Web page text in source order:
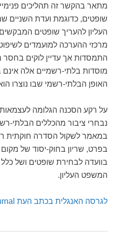
מתאר בהקשר זה תהליכים
שופטים, כדוגמת ועדת השניים
העליון להעריך שופטים
מרכזי ההערכה למועמדים
התמסדות אך עדיין לוקים
מוסדות בלתי-רשמיים אלה אינם
האופן הבלתי-רשמי שבו נוצרו
על רקע הסכנה הגלומה
נבחרי ציבור מהכללים הבלתי-
במאמר לשקול הסדרה חוקתית
בפרט, שריון בחוק-יסוד של
בוועדה לבחירת שופטים ושל
המשפט העליון.
לגרסה האנגלית בכתב העת German Law Journal